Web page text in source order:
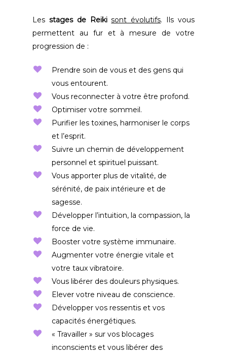
Les stages de Reikisont évolutifs. Ils vous
permettent au fur et à mesure de votre
progression de :
Prendre soin de vous et des gens qui
vous entourent.
Vous reconnecter à votre être profond.
Optimiser votre sommeil.
Purifier les toxines, harmoniser le corps
et l’esprit.
Suivre un chemin de développement
personnel et spirituel puissant.
Vous apporter plus de vitalité, de
sérénité, de paix intérieure et de
sagesse.
Développer l’intuition, la compassion, la
force de vie.
Booster votre système immunaire.
Augmenter votre énergie vitale et
votre taux vibratoire.
Vous libérer des douleurs physiques.
Elever votre niveau de conscience.
Développer vos ressentis et vos
capacités énergétiques.
« Travailler » sur vos blocages
inconscients et vous libérer des